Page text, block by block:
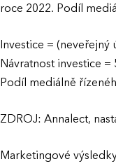
roce 2022. Podíl
Investice = (neveřejný
Návratnost investice =
Podíl mediálně
ZDROJ: Annalect,
Marketingové